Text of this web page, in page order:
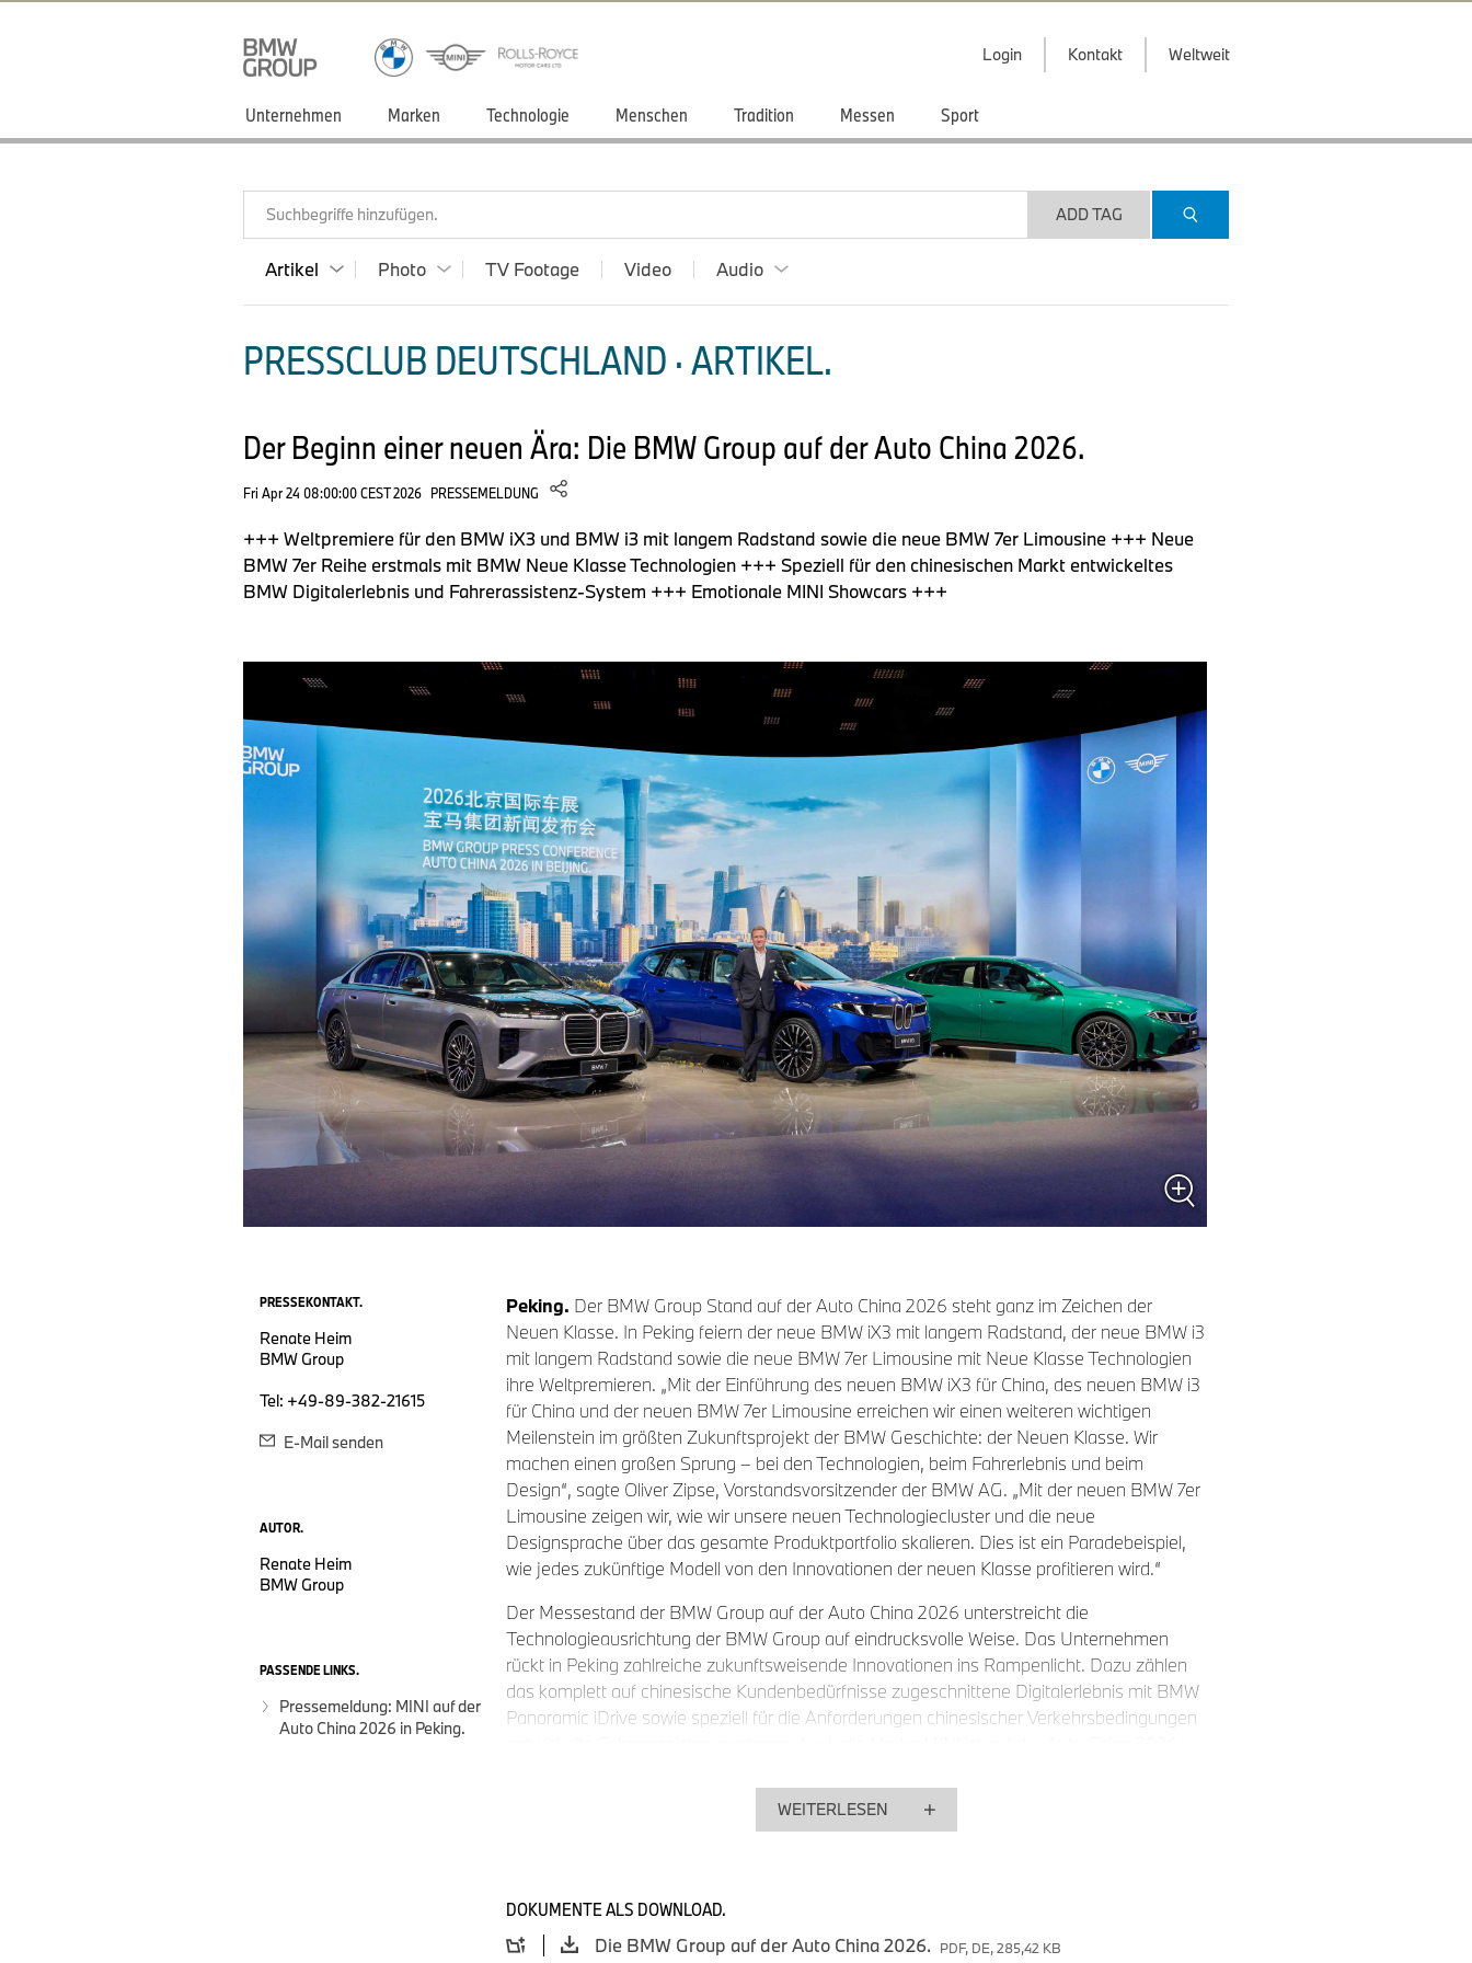
Login Kontakt Weltweit
Unternehmen Marken Technologie Menschen Tradition Messen Sport
Suchbegriffe hinzufügen. ADD TAG
Artikel Photo TV Footage Video Audio
PRESSCLUB DEUTSCHLAND · ARTIKEL.
Der Beginn einer neuen Ära: Die BMW Group auf der Auto China 2026.
Fri Apr 24 08:00:00 CEST 2026 PRESSEMELDUNG
+++ Weltpremiere für den BMW iX3 und BMW i3 mit langem Radstand sowie die neue BMW 7er Limousine +++ Neue
BMW 7er Reihe erstmals mit BMW Neue Klasse Technologien +++ Speziell für den chinesischen Markt entwickeltes
BMW Digitalerlebnis und Fahrerassistenz-System +++ Emotionale MINI Showcars +++
PRESSEKONTAKT.
Renate Heim
BMW Group
Tel: +49-89-382-21615
E-Mail senden
AUTOR.
Renate Heim
BMW Group
PASSENDE LINKS.
Pressemeldung: MINI auf der
Auto China 2026 in Peking.
Peking. Der BMW Group Stand auf der Auto China 2026 steht ganz im Zeichen der
Neuen Klasse. In Peking feiern der neue BMW iX3 mit langem Radstand, der neue BMW i3
mit langem Radstand sowie die neue BMW 7er Limousine mit Neue Klasse Technologien
ihre Weltpremieren. „Mit der Einführung des neuen BMW iX3 für China, des neuen BMW i3
für China und der neuen BMW 7er Limousine erreichen wir einen weiteren wichtigen
Meilenstein im größten Zukunftsprojekt der BMW Geschichte: der Neuen Klasse. Wir
machen einen großen Sprung – bei den Technologien, beim Fahrerlebnis und beim
Design“, sagte Oliver Zipse, Vorstandsvorsitzender der BMW AG. „Mit der neuen BMW 7er
Limousine zeigen wir, wie wir unsere neuen Technologiecluster und die neue
Designsprache über das gesamte Produktportfolio skalieren. Dies ist ein Paradebeispiel,
wie jedes zukünftige Modell von den Innovationen der neuen Klasse profitieren wird.“
Der Messestand der BMW Group auf der Auto China 2026 unterstreicht die
Technologieausrichtung der BMW Group auf eindrucksvolle Weise. Das Unternehmen
rückt in Peking zahlreiche zukunftsweisende Innovationen ins Rampenlicht. Dazu zählen
das komplett auf chinesische Kundenbedürfnisse zugeschnittene Digitalerlebnis mit BMW
Panoramic iDrive sowie speziell für die Anforderungen chinesischer Verkehrsbedingungen
BMW iX3 und BMW i3: Weltpremiere für die ersten speziell für China entwickelten
ersten in China für China entwickelten Modelle der Neuen Klasse Weltpremiere. Beide
Modelle verkörpern den Weitsprung in eine neue Ära und spiegeln BMWs Streben nach
WEITERLESEN
DOKUMENTE ALS DOWNLOAD.
Die BMW Group auf der Auto China 2026.
PDF, DE, 285,42 KB